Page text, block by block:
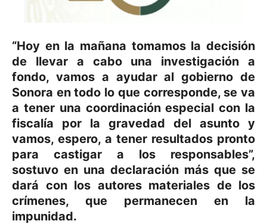
“Hoy en la mañana tomamos la decisión
de llevar a cabo una investigación a
fondo, vamos a ayudar al gobierno de
Sonora en todo lo que corresponde, se va
a tener una coordinación especial con la
fiscalía por la gravedad del asunto y
vamos, espero, a tener resultados pronto
para castigar a los responsables”,
sostuvo en una declaración más que se
dará con los autores materiales de los
crímenes, que permanecen en la
impunidad.